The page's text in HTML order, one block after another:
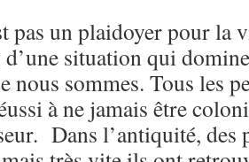
pas un plaidoyer pour
situation qui
nous sommes. Tous les
à ne jamais être
Dans l’antiquité, des